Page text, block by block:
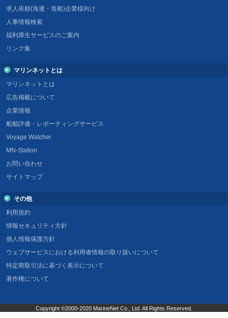
求人依頼(海運・造船)企業様向け
人事情報検索
福利厚生サービスのご案内
リンク集
マリンネットとは
マリンネットとは
広告掲載について
企業情報
船舶評価・レポーティングサービス
Voyage Watcher
MN-Station
お問い合わせ
サイトマップ
その他
利用規約
情報セキュリティ方針
個人情報保護方針
ウェブサービスにおける利用者情報の取り扱いについて
特定商取引法に基づく表示について
著作権について
Copyright ©2000-2020 MarineNet Co., Ltd. All Rights Reserved.